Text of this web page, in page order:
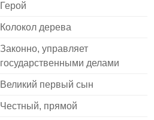
Герой
Колокол дерева
Законно, управляет
государственными делами
Великий первый сын
Честный, прямой